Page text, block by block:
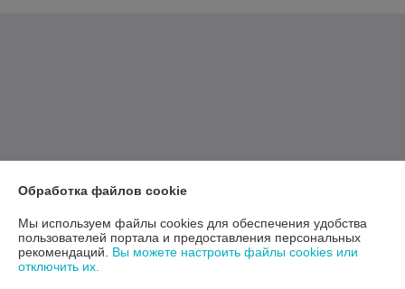
Обработка файлов cookie
Мы используем файлы cookies для обеспечения удобства
пользователей портала и предоставления персональных
рекомендаций. Вы можете настроить файлы cookies или
отключить их.